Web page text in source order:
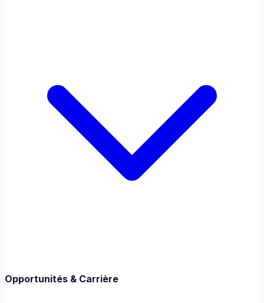
Opportunités & Carrière